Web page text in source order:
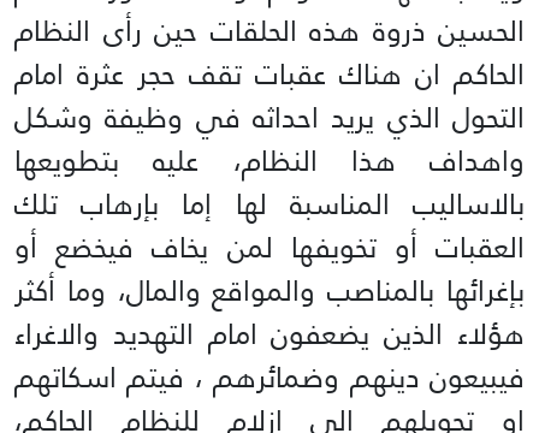
الحسين ذروة هذه الحلقات حين رأى النظام
الحاكم ان هناك عقبات تقف حجر عثرة امام
التحول الذي يريد احداثه في وظيفة وشكل
واهداف هذا النظام، عليه بتطويعها
بالاساليب المناسبة لها إما بإرهاب تلك
العقبات أو تخويفها لمن يخاف فيخضع أو
بإغرائها بالمناصب والمواقع والمال، وما أكثر
هؤلاء الذين يضعفون امام التهديد والاغراء
فيبيعون دينهم وضمائرهم ، فيتم اسكاتهم
او تحويلهم الى ازلام للنظام الحاكم،